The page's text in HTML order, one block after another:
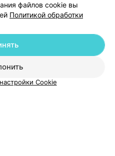
специалиста
Размещение рекламы
Публичный договор
файлов cookie вы
Политикой обработки
Cookie